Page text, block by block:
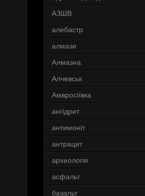
АЗШВ
алебастр
алмази
Алмазна
Алчевськ
Амвросіївка
ангідрит
антимоніт
антрацит
археологія
асфальт
базальт